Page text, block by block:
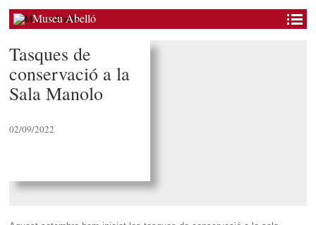
Museu Abelló
Tasques de
conservació a la
Sala Manolo
02/09/2022